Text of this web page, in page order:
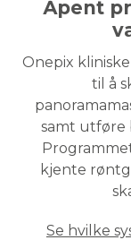
Åpent
Onepix
til å
samt utføre
kjente
Se hvilke